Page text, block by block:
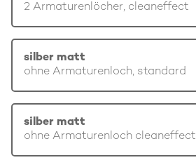
2 Armaturenlöcher, cleaneffect
silber matt
ohne Armaturenloch, standard
silber matt
ohne Armaturenloch cleaneffect